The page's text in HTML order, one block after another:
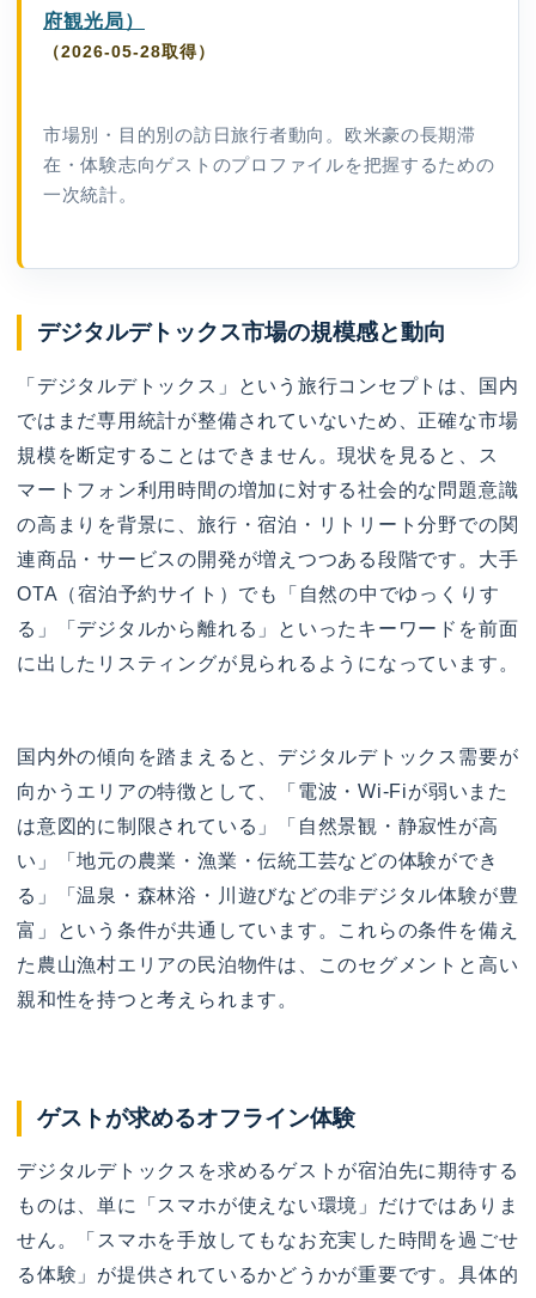
府観光局）
（2026-05-28取得）
市場別・目的別の訪日旅行者動向。欧米豪の長期滞
在・体験志向ゲストのプロファイルを把握するための
一次統計。
デジタルデトックス市場の規模感と動向
「デジタルデトックス」という旅行コンセプトは、国内
ではまだ専用統計が整備されていないため、正確な市場
規模を断定することはできません。現状を見ると、ス
マートフォン利用時間の増加に対する社会的な問題意識
の高まりを背景に、旅行・宿泊・リトリート分野での関
連商品・サービスの開発が増えつつある段階です。大手
OTA（宿泊予約サイト）でも「自然の中でゆっくりす
る」「デジタルから離れる」といったキーワードを前面
に出したリスティングが見られるようになっています。
国内外の傾向を踏まえると、デジタルデトックス需要が
向かうエリアの特徴として、「電波・Wi-Fiが弱いまた
は意図的に制限されている」「自然景観・静寂性が高
い」「地元の農業・漁業・伝統工芸などの体験ができ
る」「温泉・森林浴・川遊びなどの非デジタル体験が豊
富」という条件が共通しています。これらの条件を備え
た農山漁村エリアの民泊物件は、このセグメントと高い
親和性を持つと考えられます。
ゲストが求めるオフライン体験
デジタルデトックスを求めるゲストが宿泊先に期待する
ものは、単に「スマホが使えない環境」だけではありま
せん。「スマホを手放してもなお充実した時間を過ごせ
る体験」が提供されているかどうかが重要です。具体的